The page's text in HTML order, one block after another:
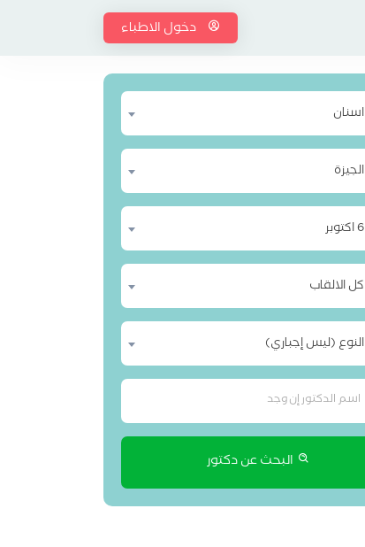
دخول الاطباء
اسنان
الجيزة
6 اكتوبر
كل الالقاب
النوع (ليس إجباري)
البحث عن دكتور